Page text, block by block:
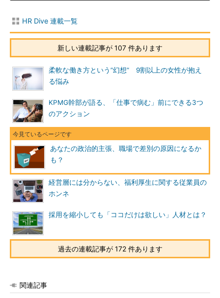
HR Dive 連載一覧
新しい連載記事が 107 件あります
柔軟な働き方という”幻想” 9割以上の女性が抱え
る悩み
KPMG幹部が語る、「仕事で病む」前にできる3つ
のアクション
あなたの政治的主張、職場で差別の原因になるか
も？
経営層には分からない、福利厚生に関する従業員の
ホンネ
採用を縮小しても「ココだけは欲しい」人材とは？
過去の連載記事が 172 件あります
関連記事